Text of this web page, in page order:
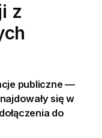
z
publiczne —
się w
do